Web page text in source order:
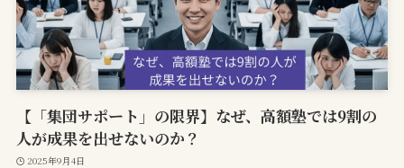
【「集団サポート」の限界】なぜ、高額塾では9割の
人が成果を出せないのか？
2025年9月4日